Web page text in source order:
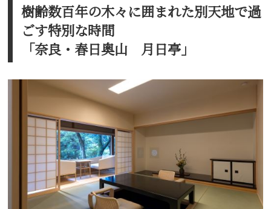
樹齢数百年の木々に囲まれた別天地で過
ごす特別な時間
「奈良・春日奥山 月日亭」